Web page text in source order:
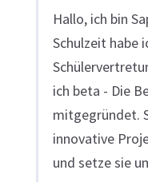
Hallo, ich bin
Schulzeit habe
ich beta - Die
mitgegründet.
innovative
und setze sie